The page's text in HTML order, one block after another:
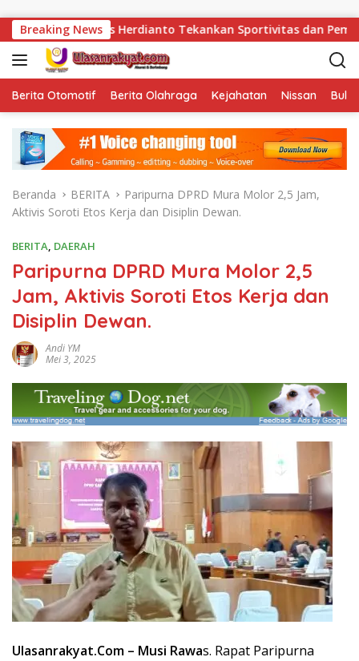
Breaking News
Herdianto Tekankan Sportivitas dan Pembinaan
Berita Otomotif Berita Olahraga Kejahatan Nissan
Beranda BERITA
Paripurna DPRD Mura Molor 2,5 Jam,
Aktivis Soroti Etos Kerja dan Disiplin Dewan.
BERITA, DAERAH
Paripurna DPRD Mura Molor 2,5
Jam, Aktivis Soroti Etos Kerja dan
Disiplin Dewan.
Andi YM
Mei 3, 2025
Ulasanrakyat.Com – Musi Rawas. Rapat Paripurna